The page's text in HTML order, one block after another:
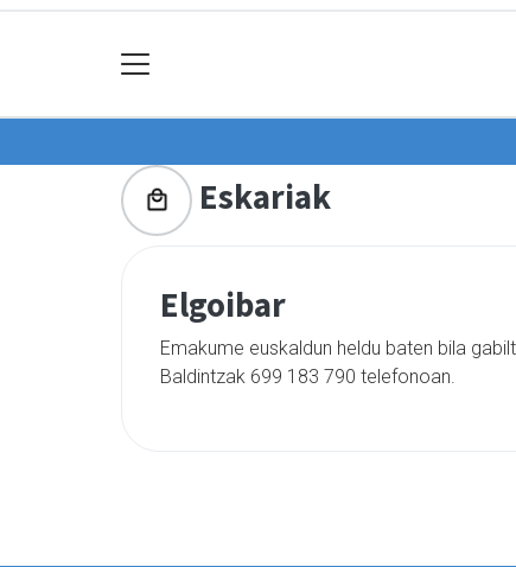
Eskariak
Elgoibar
Emakume euskaldun heldu baten bila
Baldintzak 699 183 790 telefonoan.